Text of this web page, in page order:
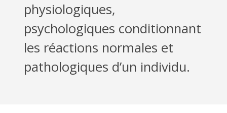
physiologiques,
psychologiques conditionnant
les réactions normales et
pathologiques d’un individu.